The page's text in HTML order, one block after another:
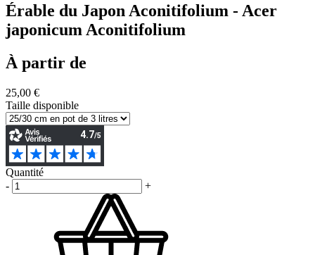
Érable du Japon Aconitifolium - Acer
japonicum Aconitifolium
À partir de
25,00 €
Taille disponible
Quantité
-
+